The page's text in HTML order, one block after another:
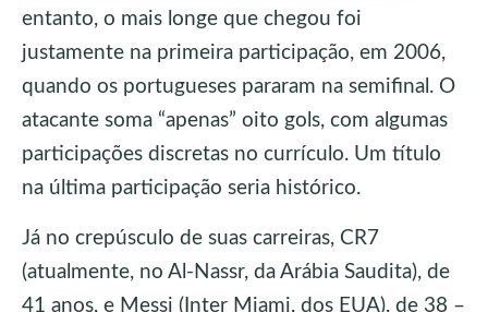
entanto, o mais longe que chegou foi
justamente na primeira participação, em 2006,
quando os portugueses pararam na semifinal. O
atacante soma “apenas” oito gols, com algumas
participações discretas no currículo. Um título
na última participação seria histórico.
Já no crepúsculo de suas carreiras, CR7
(atualmente, no Al-Nassr, da Arábia Saudita), de
41 anos, e Messi (Inter Miami, dos EUA), de 38 –